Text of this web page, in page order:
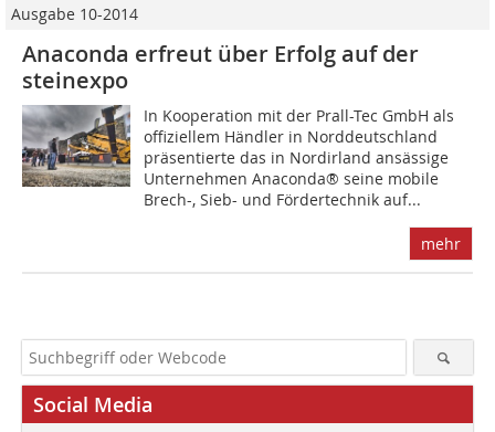
Ausgabe 10-2014
Anaconda erfreut über Erfolg auf der
steinexpo
In Kooperation mit der Prall-Tec GmbH als
offiziellem Händler in Norddeutschland
präsentierte das in Nordirland ansässige
Unternehmen Anaconda® seine mobile
Brech-, Sieb- und Fördertechnik auf...
mehr
Social Media